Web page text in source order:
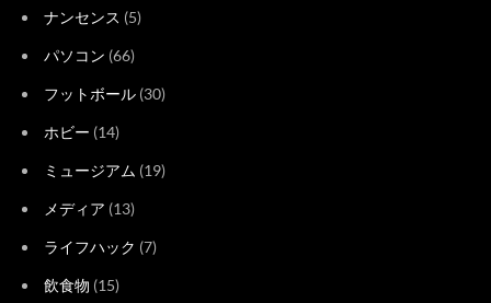
ナンセンス (5)
パソコン (66)
フットボール (30)
ホビー (14)
ミュージアム (19)
メディア (13)
ライフハック (7)
飲食物 (15)